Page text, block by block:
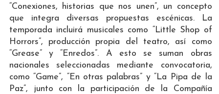
“Conexiones, historias que nos unen”, un concepto
que integra diversas propuestas escénicas. La
temporada incluirá musicales como “Little Shop of
Horrors”, producción propia del teatro, así como
“Grease” y “Enredos”. A esto se suman obras
nacionales seleccionadas mediante convocatoria,
como “Game”, “En otras palabras” y “La Pipa de la
Paz”, junto con la participación de la Compañía